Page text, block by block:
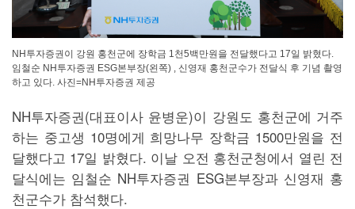
NH투자증권이 강원 홍천군에 장학금 1천5백만원을 전달했다고 17일 밝혔다.
임철순 NH투자증권 ESG본부장(왼쪽) , 신영재 홍천군수가 전달식 후 기념 촬영
하고 있다. 사진=NH투자증권 제공
NH투자증권(대표이사 윤병운)이 강원도 홍천군에 거주
하는 중고생 10명에게 희망나무 장학금 1500만원을 전
달했다고 17일 밝혔다. 이날 오전 홍천군청에서 열린 전
달식에는 임철순 NH투자증권 ESG본부장과 신영재 홍
천군수가 참석했다.